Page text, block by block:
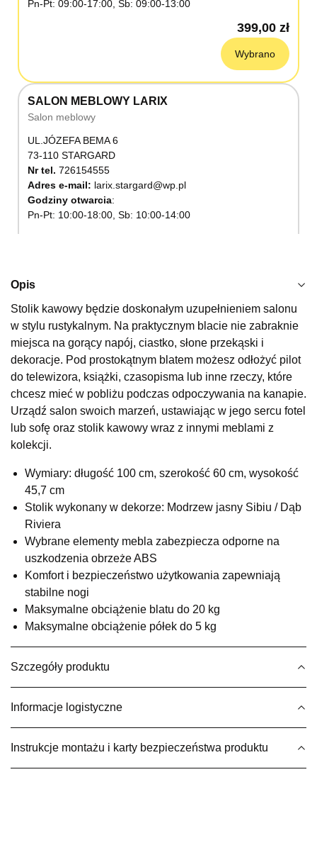
Pn-Pt: 09:00-17:00, Sb: 09:00-13:00
399,00 zł
Wybrano
SALON MEBLOWY LARIX
Salon meblowy
UL.JÓZEFA BEMA 6
73-110 STARGARD
Nr tel. 726154555
Adres e-mail: larix.stargard@wp.pl
Godziny otwarcia
Pn-Pt: 10:00-18:00, Sb: 10:00-14:00
SALON MEBLOWY KUBUŚ
Salon meblowy
UL.RZEMIEŚLNICZA 6
66-470 KOSTRZYN NAD ODRĄ
Nr tel.507103199
Godziny otwarcia
Pn-Pt: 10:00-18:00, Sb: 10:00-14:00
399,00 zł
SALON MEBLOWY M JAK MEBLE
Salon meblowy
UL.BASZTOWA 3
76-100 SŁAWNO
Nr tel.502668736
Adres e-mail:
Godziny otwarcia
Pn-Pt: 09:00-17:00, Sb: 09:00-13:00
399,00 zł
Opis
Stolik kawowy będzie doskonałym uzupełnieniem salonu
w stylu rustykalnym. Na praktycznym blacie nie zabraknie
miejsca na gorący napój, ciastko, słone przekąski i
dekoracje. Pod prostokątnym blatem możesz odłożyć pilot
do telewizora, książki, czasopisma lub inne rzeczy, które
chcesz mieć w pobliżu podczas odpoczywania na kanapie.
Urządź salon swoich marzeń, ustawiając w jego sercu fotel
lub sofę oraz stolik kawowy wraz z innymi meblami z
kolekcji.
Wymiary: długość 100 cm, szerokość 60 cm, wysokość
45,7 cm
Stolik wykonany w dekorze: Modrzew jasny Sibiu / Dąb
Riviera
Wybrane elementy mebla zabezpiecza odporne na
uszkodzenia obrzeże ABS
Komfort i bezpieczeństwo użytkowania zapewniają
stabilne nogi
Maksymalne obciążenie blatu do 20 kg
Maksymalne obciążenie półek do 5 kg
Szczegóły produktu
Informacje logistyczne
Instrukcje montażu i karty bezpieczeństwa produktu